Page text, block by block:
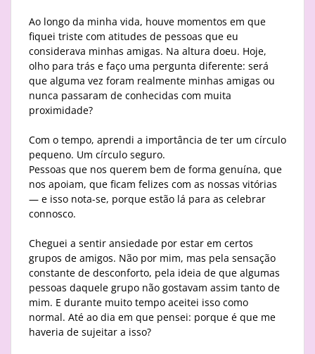
Ao longo da minha vida, houve momentos em que
fiquei triste com atitudes de pessoas que eu
considerava minhas amigas. Na altura doeu. Hoje,
olho para trás e faço uma pergunta diferente: será
que alguma vez foram realmente minhas amigas ou
nunca passaram de conhecidas com muita
proximidade?
Com o tempo, aprendi a importância de ter um círculo
pequeno. Um círculo seguro.
Pessoas que nos querem bem de forma genuína, que
nos apoiam, que ficam felizes com as nossas vitórias
— e isso nota-se, porque estão lá para as celebrar
connosco.
Cheguei a sentir ansiedade por estar em certos
grupos de amigos. Não por mim, mas pela sensação
constante de desconforto, pela ideia de que algumas
pessoas daquele grupo não gostavam assim tanto de
mim. E durante muito tempo aceitei isso como
normal. Até ao dia em que pensei: porque é que me
haveria de sujeitar a isso?